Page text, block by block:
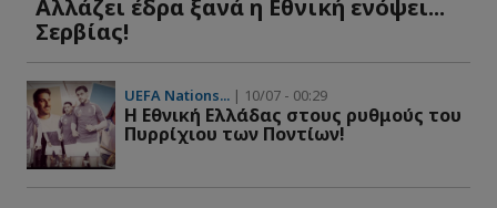
Αλλάζει έδρα ξανά η Εθνική ενόψει...
Σερβίας!
UEFA Nations... | 10/07 - 00:29
Η Εθνική Ελλάδας στους ρυθμούς του
Πυρρίχιου των Ποντίων!